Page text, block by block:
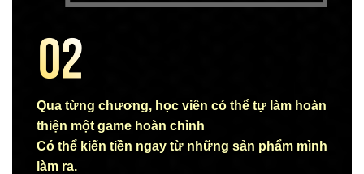
Qua từng chương, học viên có thể tự làm hoàn
thiện một game hoàn chỉnh
Có thể kiến tiền ngay từ những sản phẩm mình
làm ra.